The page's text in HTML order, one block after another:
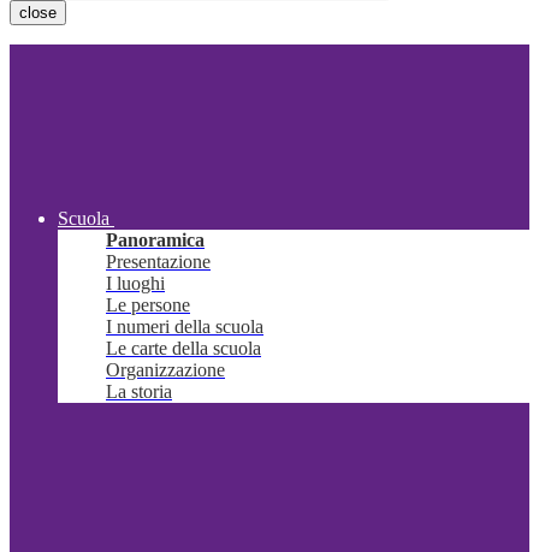
close
Scuola
Panoramica
Presentazione
I luoghi
Le persone
I numeri della scuola
Le carte della scuola
Organizzazione
La storia